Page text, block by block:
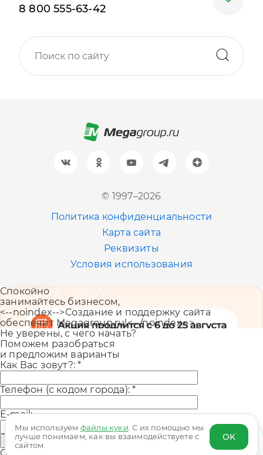
© 1997–2026
Политика конфиденциальности
Карта сайта
Реквизиты
Условия использования
8 800 555-63-42
+7 (961) 999-93-93
+7 (383) 207-80-51
+7 (843) 202-41-47
+7 (343) 226-06-71
Мы используем файлы куки . С их помощью мы
лучше понимаем, как вы взаимодействуете с
сайтом.
OK
Спокойно
занимайтесь бизнесом,
<--noindex-->Создание и поддержку сайта
обеспечит Megagroup.ru!<--/noindex-->
Не уверены, с чего начать?
Поможем разобраться
и предложим варианты
Как Вас зовут?:*
Телефон (с кодом города):*
E-mail:
Отправить